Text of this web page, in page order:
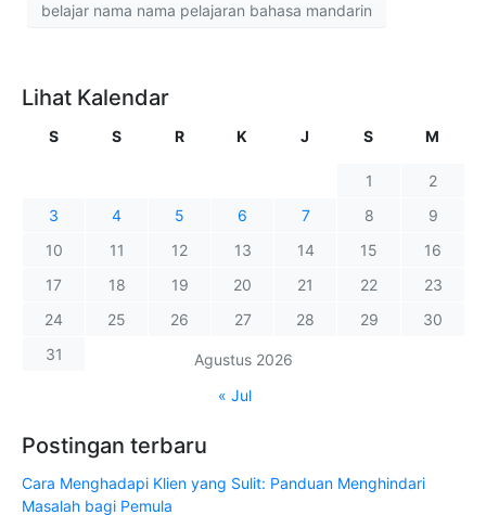
belajar nama nama pelajaran bahasa mandarin
Lihat Kalendar
Agustus 2026
S S R K J S M
1
2
3
4 5 6 7 8
9
10
11 12 13 14 15
16
17
18 19 20 21 22
23
24
25 26 27 28 29
30
31
« Jul
Postingan terbaru
Cara Menghadapi Klien yang Sulit: Panduan Menghindari
Masalah bagi Pemula